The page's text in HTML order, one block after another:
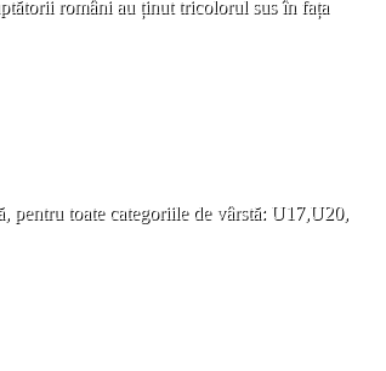
români au ținut tricolorul sus în fața
pentru toate categoriile de vârstă: U17,U20,